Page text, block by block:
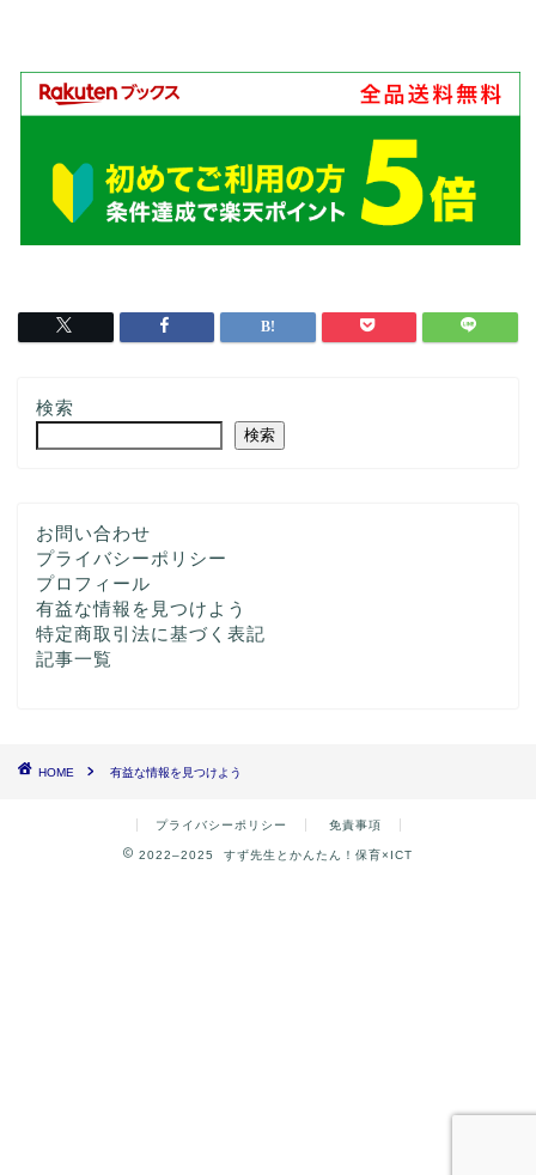
検索
検索
お問い合わせ
プライバシーポリシー
プロフィール
有益な情報を見つけよう
特定商取引法に基づく表記
記事一覧
HOME 有益な情報を見つけよう
プライバシーポリシー 免責事項
2022–2025 すず先生とかんたん！保育×ICT